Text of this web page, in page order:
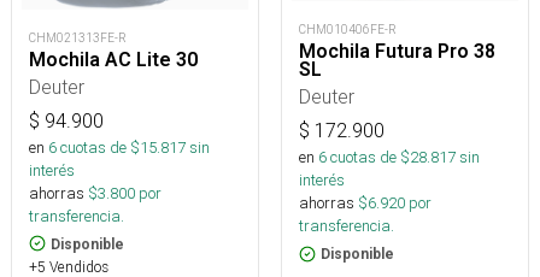
CHM021313FE-R
Mochila AC Lite 30
Deuter
$ 94.900
en 6cuotas de $15.817sin
interés
ahorras $3.800 por
transferencia.
Disponible
+5 Vendidos
CHM010406FE-R
Mochila Futura Pro 38
SL
Deuter
$ 172.900
en 6cuotas de $28.817sin
interés
ahorras $6.920 por
transferencia.
Disponible